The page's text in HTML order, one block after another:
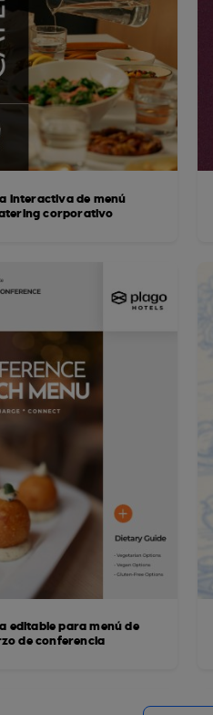
interactiva de menú
corporativo
editable para menú de
de conferencia